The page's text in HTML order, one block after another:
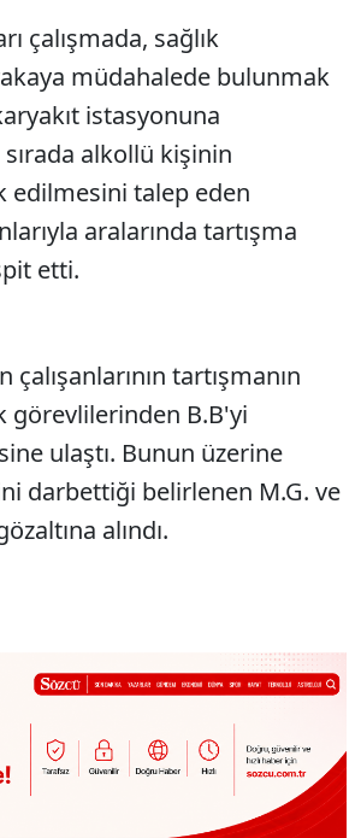
çalışmada, sağlık
müdahalede bulunmak
istasyonuna
alkollü kişinin
edilmesini talep eden
aralarında tartışma
etti.
çalışanlarının tartışmanın
görevlilerinden B.B'yi
ulaştı. Bunun üzerine
darbettiği belirlenen M.G. ve
alındı.